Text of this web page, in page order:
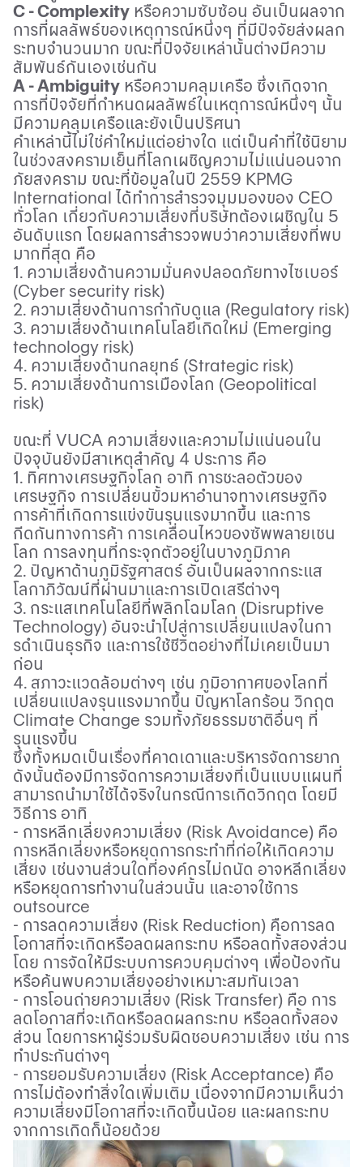
C -Complexity หรือความซับซ้อน อันเป็นผลจาก
การที่ผลลัพธ์ของเหตุการณ์หนึ่งๆ ที่มีปัจจัยส่งผลก
ระทบจํานวนมาก ขณะที่ปัจจัยเหล่านั้นต่างมีความ
สัมพันธ์กันเองเช่นกัน
A -Ambiguity หรือความคลุมเครือ ซึ่งเกิดจาก
การที่ปัจจัยที่กําหนดผลลัพธ์ในเหตุการณ์หนึ่งๆ นั้น
มีความคลุมเครือและยังเป็นปริศนา
คำเหล่านี้ไม่ใช่คำใหม่แต่อย่างใด แต่เป็นคำที่ใช้นิยาม
ในช่วงสงครามเย็นที่โลกเผชิญความไม่แน่นอนจาก
ภัยสงคราม ขณะที่ข้อมูลในปี 2559 KPMG
International ได้ทําการสํารวจมุมมองของ CEO
ทั่วโลก เกี่ยวกับความเสี่ยงที่บริษัทต้องเผชิญใน 5
อันดับแรก โดยผลการสํารวจพบว่าความเสี่ยงที่พบ
มากที่สุด คือ
1. ความเสี่ยงด้านความมั่นคงปลอดภัยทางไซเบอร์
(Cyber security risk)
2. ความเสี่ยงด้านการกํากับดูแล (Regulatory risk)
3. ความเสี่ยงด้านเทคโนโลยีเกิดใหม่ (Emerging
technology risk)
4. ความเสี่ยงด้านกลยุทธ์ (Strategic risk)
5. ความเสี่ยงด้านการเมืองโลก (Geopolitical
risk)
ขณะที่ VUCA ความเสี่ยงและความไม่แน่นอนใน
ปัจจุบันยังมีสาเหตุสําคัญ 4 ประการ คือ
1. ทิศทางเศรษฐกิจโลก อาทิ การชะลอตัวของ
เศรษฐกิจ การเปลี่ยนขั้วมหาอำนาจทางเศรษฐกิจ
การค้าที่เกิดการแข่งขันรุนแรงมากขึ้น และการ
กีดกันทางการค้า การเคลื่อนไหวของซัพพลายเชน
โลก การลงทุนที่กระจุกตัวอยู่ในบางภูมิภาค
2. ปัญหาด้านภูมิรัฐศาสตร์ อันเป็นผลจากกระแส
โลกาภิวัฒน์ที่ผ่านมาและการเปิดเสรีต่างๆ
3. กระแสเทคโนโลยีที่พลิกโฉมโลก (Disruptive
Technology) อันจะนําไปสู่การเปลี่ยนแปลงในกา
รดําเนินธุรกิจ และการใช้ชีวิตอย่างที่ไม่เคยเป็นมา
ก่อน
4. สภาวะแวดล้อมต่างๆ เช่น ภูมิอากาศของโลกที่
เปลี่ยนแปลงรุนแรงมากขึ้น ปัญหาโลกร้อน วิกฤต
Climate Change รวมทั้งภัยธรรมชาติอื่นๆ ที่
รุนแรงขึ้น
ซึ่งทั้งหมดเป็นเรื่องที่คาดเดาและบริหารจัดการยาก
ดังนั้นต้องมีการจัดการความเสี่ยงที่เป็นแบบแผนที่
สามารถนำมาใช้ได้จริงในกรณีการเกิดวิกฤต โดยมี
วิธีการ อาทิ
- การหลีกเลี่ยงความเสี่ยง (Risk Avoidance) คือ
การหลีกเลี่ยงหรือหยุดการกระทําที่ก่อให้เกิดความ
เสี่ยง เช่นงานส่วนใดที่องค์กรไม่ถนัด อาจหลีกเลี่ยง
หรือหยุดการทํางานในส่วนนั้น และอาจใช้การ
outsource
- การลดความเสี่ยง (Risk Reduction) คือการลด
โอกาสที่จะเกิดหรือลดผลกระทบ หรือลดทั้งสองส่วน
โดย การจัดให้มีระบบการควบคุมต่างๆ เพื่อป้องกัน
หรือค้นพบความเสี่ยงอย่างเหมาะสมทันเวลา
- การโอนถ่ายความเสี่ยง (Risk Transfer) คือ การ
ลดโอกาสที่จะเกิดหรือลดผลกระทบ หรือลดทั้งสอง
ส่วน โดยการหาผู้ร่วมรับผิดชอบความเสี่ยง เช่น การ
ทําประกันต่างๆ
- การยอมรับความเสี่ยง (Risk Acceptance) คือ
การไม่ต้องทําสิ่งใดเพิ่มเติม เนื่องจากมีความเห็นว่า
ความเสี่ยงมีโอกาสที่จะเกิดขึ้นน้อย และผลกระทบ
จากการเกิดก็น้อยด้วย